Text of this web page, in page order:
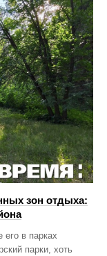
зон отдыха:
в парках
парки, хоть